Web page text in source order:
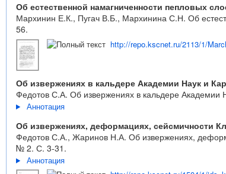
Об естественной намагниченности пепловых
Мархинин Е.К., Пугач В.Б., Мархинина С.Н. Об
56.
http://repo.kscnet.ru/2113/1/
Об извержениях в кальдере Академии Наук и
Федотов С.А. Об извержениях в кальдере Академии
Аннотация
Об извержениях, деформациях, сейсмичности
Федотов С.А., Жаринов Н.А. Об извержениях,
№ 2. С. 3-31.
Аннотация